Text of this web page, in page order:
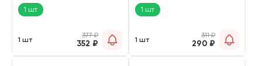
1 шт
1 шт
377₽
352 ₽
1 шт
1 шт
311₽
290 ₽